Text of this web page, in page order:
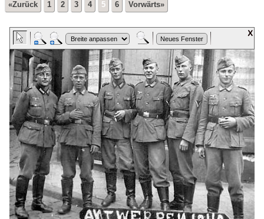
«Zurück 1 2 3 4 5 6 Vorwärts»